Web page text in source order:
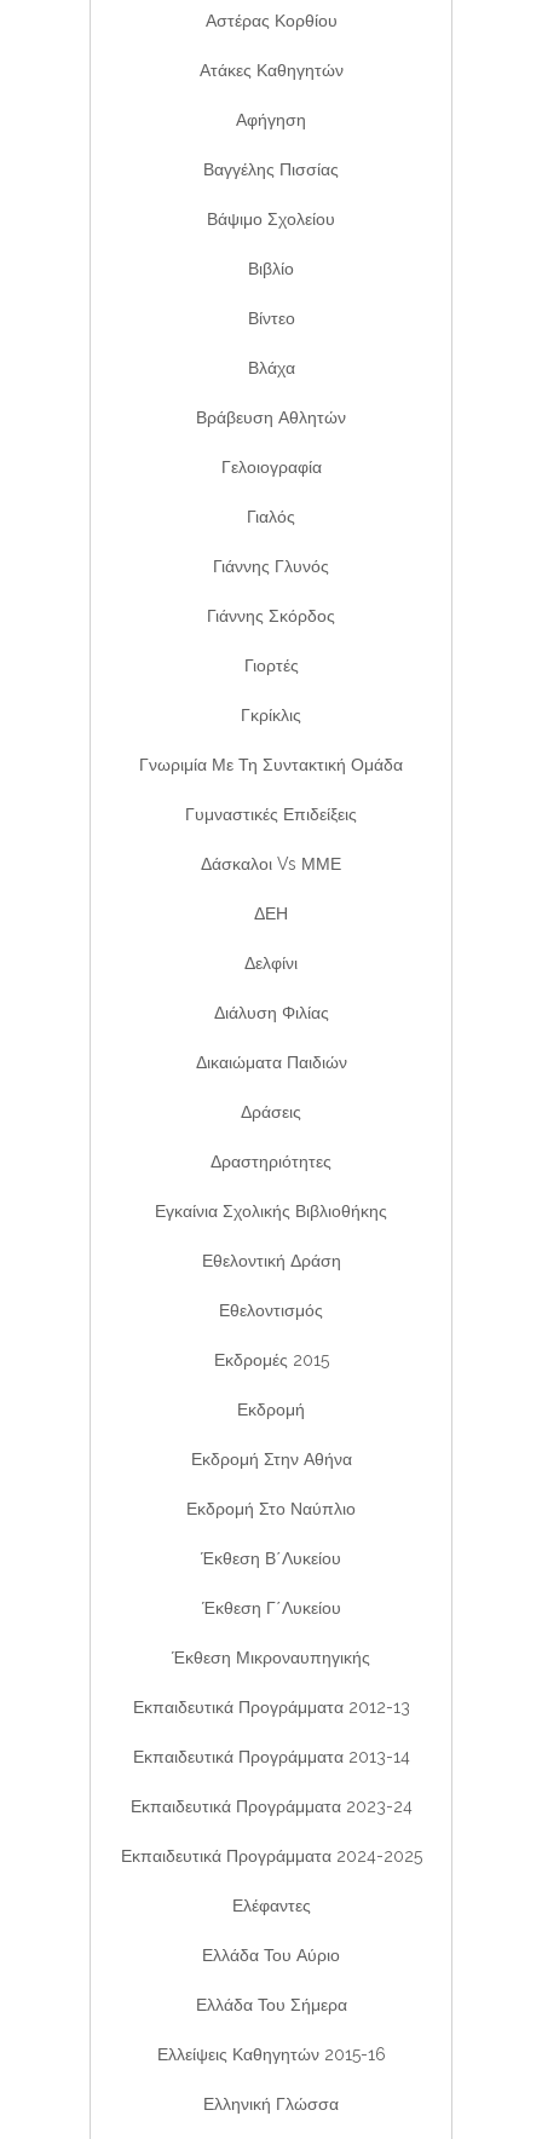
Αστέρας Κορθίου
Ατάκες Καθηγητών
Αφήγηση
Βαγγέλης Πισσίας
Βάψιμο Σχολείου
Βιβλίο
Βίντεο
Βλάχα
Βράβευση Αθλητών
Γελοιογραφία
Γιαλός
Γιάννης Γλυνός
Γιάννης Σκόρδος
Γιορτές
Γκρίκλις
Γνωριμία Με Τη Συντακτική Ομάδα
Γυμναστικές Επιδείξεις
Δάσκαλοι Vs ΜΜΕ
ΔΕΗ
Δελφίνι
Διάλυση Φιλίας
Δικαιώματα Παιδιών
Δράσεις
Δραστηριότητες
Εγκαίνια Σχολικής Βιβλιοθήκης
Εθελοντική Δράση
Εθελοντισμός
Εκδρομές 2015
Εκδρομή
Εκδρομή Στην Αθήνα
Εκδρομή Στο Ναύπλιο
Έκθεση Β΄λυκείου
Έκθεση Γ΄λυκείου
Έκθεση Μικροναυπηγικής
Εκπαιδευτικά Προγράμματα 2012-13
Εκπαιδευτικά Προγράμματα 2013-14
Εκπαιδευτικά Προγράμματα 2023-24
Εκπαιδευτικά Προγράμματα 2024-2025
Ελέφαντες
Ελλάδα Του Αύριο
Ελλάδα Του Σήμερα
Ελλείψεις Καθηγητών 2015-16
Ελληνική Γλώσσα